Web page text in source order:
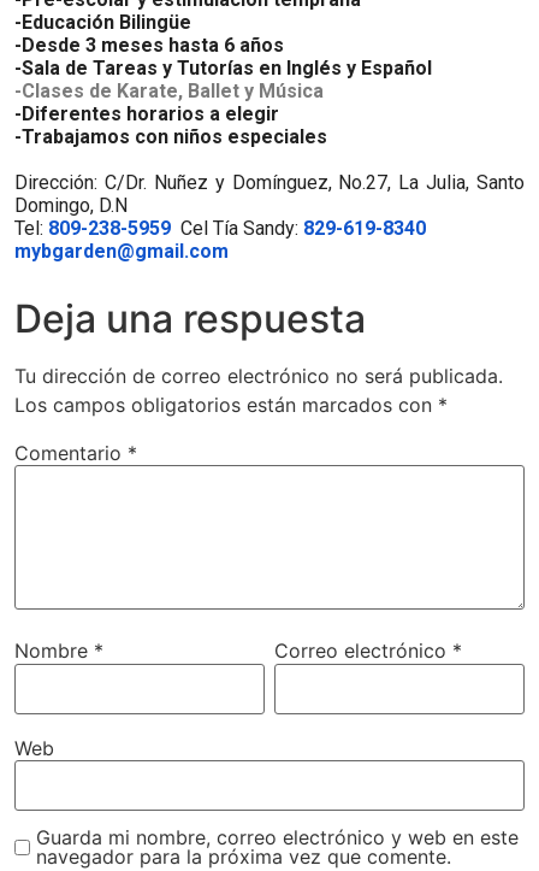
-Educación Bilingüe
-Desde 3 meses hasta 6 años
-Sala de Tareas y Tutorías en Inglés y Español
-Clases de Karate, Ballet y Música
-Diferentes horarios a elegir
-Trabajamos con niños especiales
​Dirección: C/Dr. Nuñez y Domínguez, No.27, La Julia, Santo
Domingo, D.N
Tel: 809-238-5959 Cel Tía Sandy: 829-619-8340
mybgarden@gmail.com
Deja una respuesta
Tu dirección de correo electrónico no será publicada.
Los campos obligatorios están marcados con *
Comentario *
Nombre * Correo electrónico *
Web
Guarda mi nombre, correo electrónico y web en este
navegador para la próxima vez que comente.